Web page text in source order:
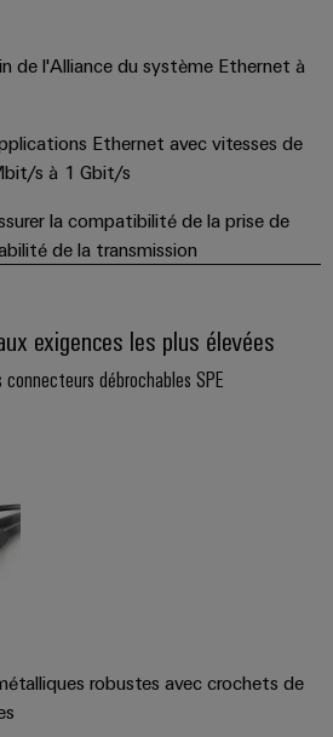
de l'Alliance du système Ethernet à
Ethernet avec vitesses de
s à 1 Gbit/s
la compatibilité de la prise de
de la transmission
exigences les plus élevées
débrochables SPE
robustes avec crochets de